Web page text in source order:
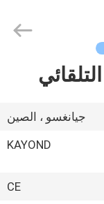
جيانغسو ، الصين
KAYOND
CE